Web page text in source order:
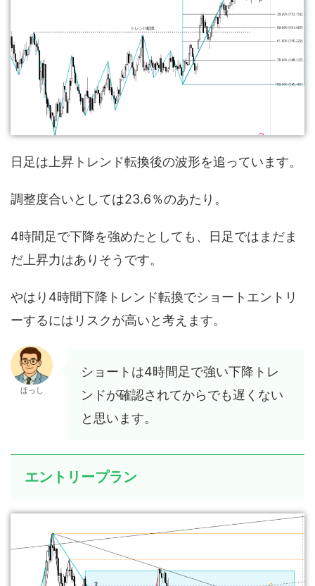
日足は上昇トレンド転換後の波形を追っています。
調整度合いとしては23.6％のあたり。
4時間足で下降を強めたとしても、日足ではまだま
だ上昇力はありそうです。
やはり4時間下降トレンド転換でショートエントリ
ーするにはリスクが高いと考えます。
ほっし
ショートは4時間足で強い下降トレ
ンドが確認されてからでも遅くない
と思います。
エントリープラン